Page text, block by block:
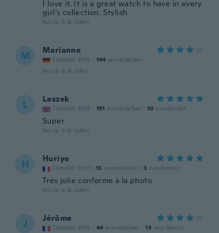
I love it. It is a great watch to have in every
girl's collection. Stylish
for ca. 6 år siden
M Marianne
Tilmeldt 2016 · 144 anmeldelser
for ca. 6 år siden
L Leszek
Tilmeldt 2018 · 151 anmeldelser · 10 overførsler
Super
for ca. 6 år siden
H Huriye
Tilmeldt 2017 · 13 anmeldelser · 3 overførsler
Très jolie conforme à la photo
for ca. 6 år siden
J Jérôme
Tilmeldt 2016 · 44 anmeldelser · 13 overførsler